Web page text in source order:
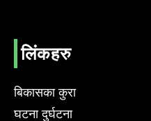
लिंकहरु
बिकासका कुरा
घटना दुर्घटना